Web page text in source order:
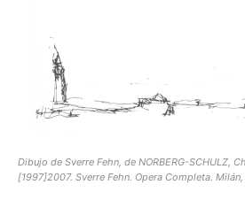
Dibujo de Sverre Fehn, de NORBERG-SCHULZ,
[1997]2007. Sverre Fehn. Opera Completa.